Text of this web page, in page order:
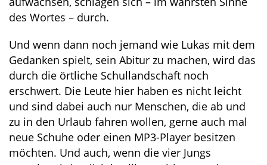
des Wortes – durch.
Und wenn dann noch jemand wie Lukas mit dem
Gedanken spielt, sein Abitur zu machen, wird das
durch die örtliche Schullandschaft noch
erschwert. Die Leute hier haben es nicht leicht
und sind dabei auch nur Menschen, die ab und
zu in den Urlaub fahren wollen, gerne auch mal
neue Schuhe oder einen MP3-Player besitzen
möchten. Und auch, wenn die vier Jungs